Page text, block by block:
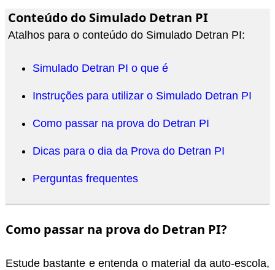
Conteúdo do Simulado Detran PI
Atalhos para o conteúdo do Simulado Detran PI:
Simulado Detran PI o que é
Instruções para utilizar o Simulado Detran PI
Como passar na prova do Detran PI
Dicas para o dia da Prova do Detran PI
Perguntas frequentes
Como passar na prova do Detran PI?
Estude bastante e entenda o material da auto-escola,